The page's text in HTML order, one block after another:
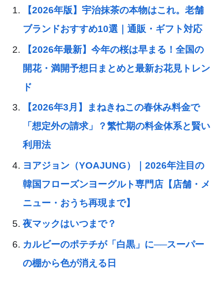
【2026年版】宇治抹茶の本物はこれ。老舗
ブランドおすすめ10選｜通販・ギフト対応
【2026年最新】今年の桜は早まる！全国の
開花・満開予想日まとめと最新お花見トレン
ド
【2026年3月】まねきねこの春休み料金で
「想定外の請求」？繁忙期の料金体系と賢い
利用法
ヨアジョン（YOAJUNG）｜2026年注目の
韓国フローズンヨーグルト専門店【店舗・メ
ニュー・おうち再現まで】
夜マックはいつまで？
カルビーのポテチが「白黒」に──スーパー
の棚から色が消える日